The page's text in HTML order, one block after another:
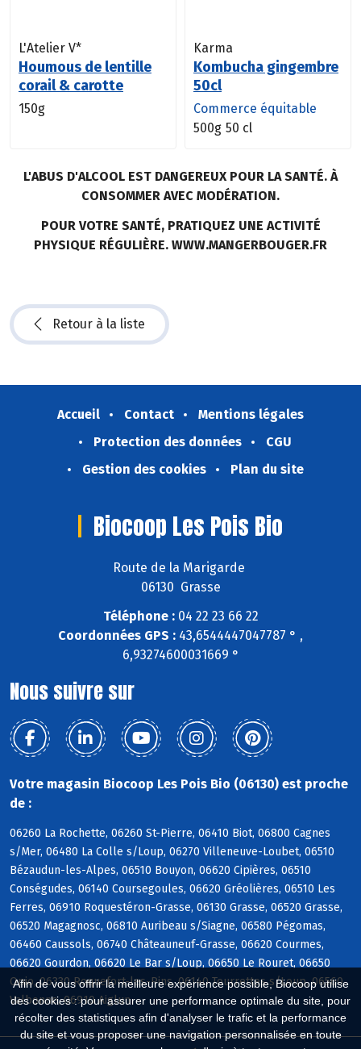
Afin de vous offrir la meilleure expérience possible, Biocoop utilise
des cookies : pour assurer une performance optimale du site, pour
récolter des statistiques afin d'analyser le trafic et la performance
du site et vous proposer une navigation personnalisée en toute
L'Atelier V*
Houmous de lentille
corail & carotte
150g
Karma
Kombucha gingembre
50cl
Commerce équitable
500g 50 cl
L'ABUS D'ALCOOL EST DANGEREUX POUR LA SANTÉ. À
CONSOMMER AVEC MODÉRATION.
POUR VOTRE SANTÉ, PRATIQUEZ UNE ACTIVITÉ
PHYSIQUE RÉGULIÈRE. WWW.MANGERBOUGER.FR
Retour à la liste
Accueil Contact
Mentions légales
Protection des données
CGU
Gestion des cookies
Plan du site
Biocoop Les Pois Bio
Route de la Marigarde
06130 Grasse
Téléphone :04 22 23 66 22
Coordonnées GPS : 43,6544447047787 ° ,
6,93274600031669 °
Nous suivre sur
Votre magasin Biocoop Les Pois Bio (06130) est proche
de :
06260 La Rochette, 06260 St-Pierre, 06410 Biot, 06800 Cagnes
s/Mer, 06480 La Colle s/Loup, 06270 Villeneuve-Loubet, 06510
Bézaudun-les-Alpes, 06510 Bouyon, 06620 Cipières, 06510
Conségudes, 06140 Coursegoules, 06620 Gréolières, 06510 Les
Ferres, 06910 Roquestéron-Grasse, 06130 Grasse, 06520 Grasse,
06520 Magagnosc, 06810 Auribeau s/Siagne, 06580 Pégomas,
06460 Caussols, 06740 Châteauneuf-Grasse, 06620 Courmes,
06620 Gourdon, 06620 Le Bar s/Loup, 06650 Le Rouret, 06650
Opio, 06330 Roquefort-les-Pins, 06140 Tourrettes s/Loup, 06560
Valbonne, 06910 Aiglun